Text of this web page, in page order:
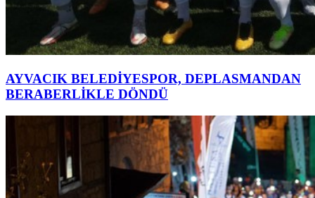
AYVACIK BELEDİYESPOR, DEPLASMANDAN
BERABERLİKLE DÖNDÜ